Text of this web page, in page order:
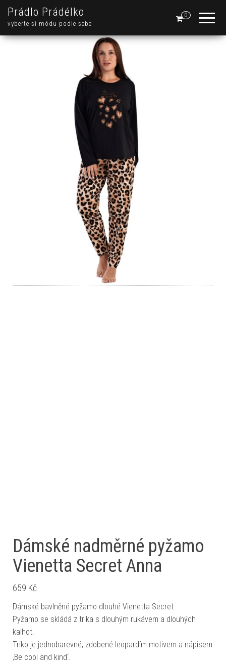
Prádlo Prádélko
vyberte si módu podle sebe
0
Dámské nadměrné pyžamo
Vienetta Secret Anna
659 Kč
Dámské bavlněné pyžamo dlouhé Vienetta Secret.
Pyžamo se skládá z trika s dlouhým rukávem a dlouhých
kalhot.
Triko je jednobarevné, zdobené leopardím motivem a nápisem
‚Be cool and kind‘.